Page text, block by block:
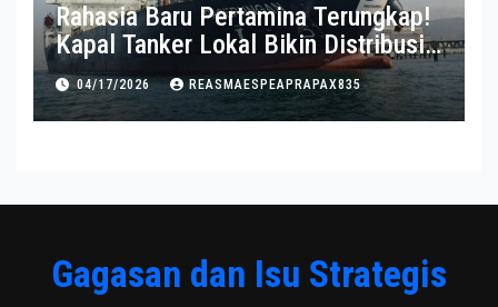
Rahasia Baru Pertamina Terungkap!
Kapal Tanker Lokal Bikin Distribusi
RI Makin Kuat
04/17/2026 REASMAESPEAPRAPAX835
Gagasan dan Isu Strategis